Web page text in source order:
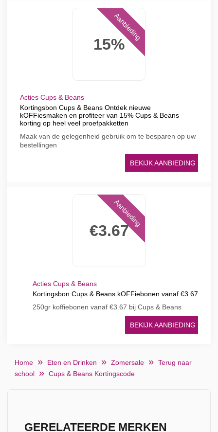
15%
Aanbieding
Acties Cups & Beans
Kortingsbon Cups & Beans Ontdek nieuwe
kOFFiesmaken en profiteer van 15% Cups & Beans
korting op heel veel proefpakketten
Maak van de gelegenheid gebruik om te besparen op uw
bestellingen
BEKIJK AANBIEDING
€3.67
Aanbieding
Acties Cups & Beans
Kortingsbon Cups & Beans kOFFiebonen vanaf €3.67
250gr koffiebonen vanaf €3.67 bij Cups & Beans
BEKIJK AANBIEDING
Home Eten en Drinken Zomersale
Terug naar
school
Cups & Beans Kortingscode
GERELATEERDE MERKEN